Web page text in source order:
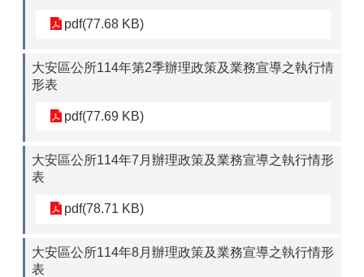
pdf(77.68 KB)
大安區公所114年第2季辦理政策及業務宣導之執行情
形表
pdf(77.69 KB)
大安區公所114年7月辦理政策及業務宣導之執行情形
表
pdf(78.71 KB)
大安區公所114年8月辦理政策及業務宣導之執行情形
表